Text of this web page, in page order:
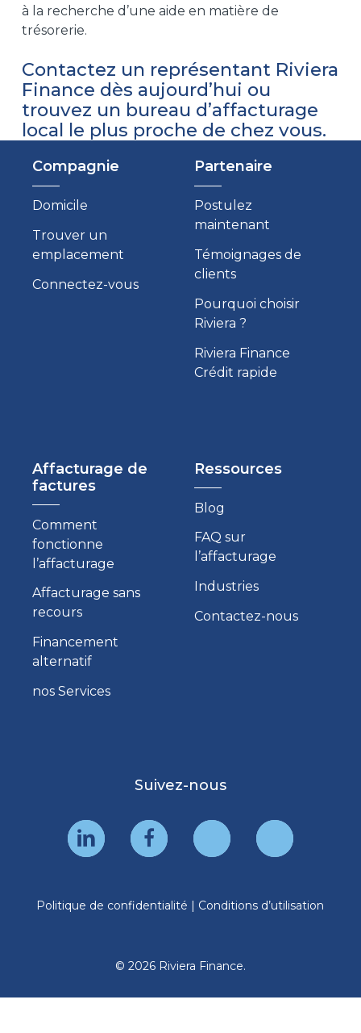
à la recherche d’une aide en matière de
trésorerie.
Contactez un représentant Riviera
Finance dès aujourd’hui ou
trouvez un bureau d’affacturage
local le plus proche de chez vous.
Compagnie
Domicile
Trouver un
emplacement
Connectez-vous
Partenaire
Postulez
maintenant
Témoignages de
clients
Pourquoi choisir
Riviera ?
Riviera Finance
Crédit rapide
Affacturage de
factures
Comment
fonctionne
l’affacturage
Affacturage sans
recours
Financement
alternatif
nos Services
Ressources
Blog
FAQ sur
l’affacturage
Industries
Contactez-nous
Suivez-nous
Politique de confidentialité Conditions d’utilisation
© 2026 Riviera Finance.